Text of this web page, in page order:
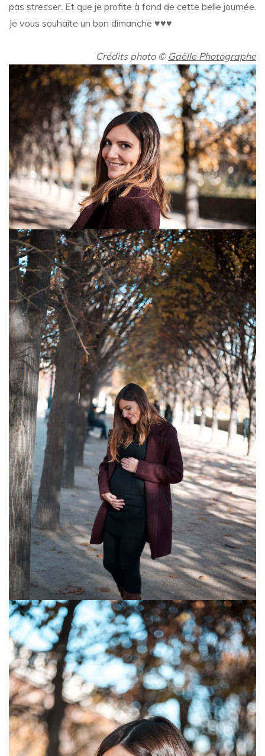
pas stresser. Et que je profite à fond de cette belle journée.
Je vous souhaite un bon dimanche ♥♥♥
Crédits photo © Gaëlle Photographe